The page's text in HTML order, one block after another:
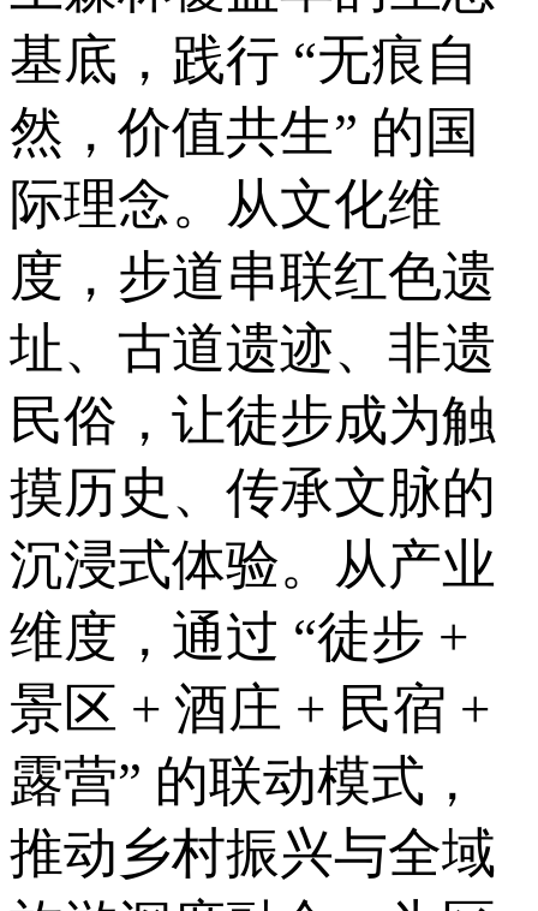
基底，践行 “无痕自
然，价值共生” 的国
际理念。从文化维
度，步道串联红色遗
址、古道遗迹、非遗
民俗，让徒步成为触
摸历史、传承文脉的
沉浸式体验。从产业
维度，通过 “徒步 +
景区 + 酒庄 + 民宿 +
露营” 的联动模式，
推动乡村振兴与全域